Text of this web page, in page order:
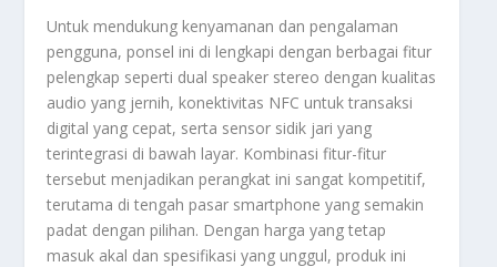
Untuk mendukung kenyamanan dan pengalaman
pengguna, ponsel ini di lengkapi dengan berbagai fitur
pelengkap seperti dual speaker stereo dengan kualitas
audio yang jernih, konektivitas NFC untuk transaksi
digital yang cepat, serta sensor sidik jari yang
terintegrasi di bawah layar. Kombinasi fitur-fitur
tersebut menjadikan perangkat ini sangat kompetitif,
terutama di tengah pasar smartphone yang semakin
padat dengan pilihan. Dengan harga yang tetap
masuk akal dan spesifikasi yang unggul, produk ini